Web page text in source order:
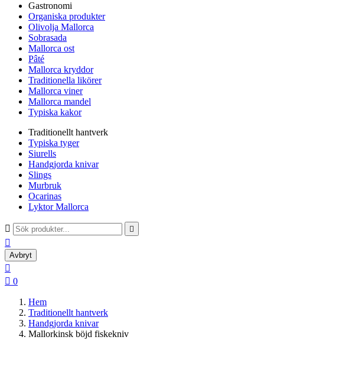
Gastronomi
Organiska produkter
Olivolja Mallorca
Sobrasada
Mallorca ost
Pâté
Mallorca kryddor
Traditionella likörer
Mallorca viner
Mallorca mandel
Typiska kakor
Traditionellt hantverk
Typiska tyger
Siurells
Handgjorda knivar
Slings
Murbruk
Ocarinas
Lyktor Mallorca
 

Avbryt

 0
Hem
Traditionellt hantverk
Handgjorda knivar
Mallorkinsk böjd fiskekniv